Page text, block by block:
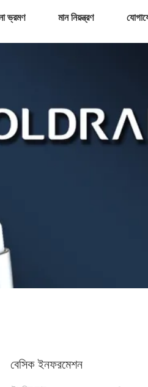
ভ্রমণ মান নিয়ন্ত্রণ
বেসিক ইনফরমেশন